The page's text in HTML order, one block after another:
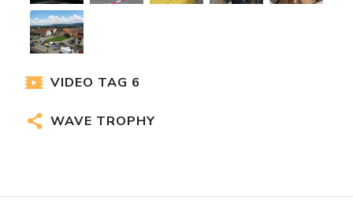
VIDEO TAG 6
WAVE TROPHY